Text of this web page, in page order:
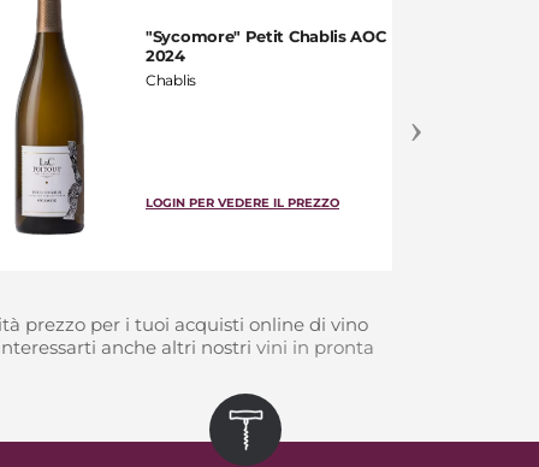
"Sycomore" Petit Chablis AOC
2024
Chablis
LOGIN PER VEDERE IL PREZZO
prezzo per i tuoi acquisti online di vino
anche altri nostri vini in pronta